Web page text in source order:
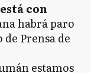
con
habrá paro
Prensa de
estamos